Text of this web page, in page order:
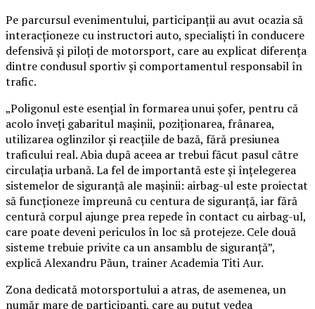
Pe parcursul evenimentului, participanții au avut ocazia să
interacționeze cu instructori auto, specialiști în conducere
defensivă și piloți de motorsport, care au explicat diferența
dintre condusul sportiv și comportamentul responsabil în
trafic.
„Poligonul este esențial în formarea unui șofer, pentru că
acolo înveți gabaritul mașinii, poziționarea, frânarea,
utilizarea oglinzilor și reacțiile de bază, fără presiunea
traficului real. Abia după aceea ar trebui făcut pasul către
circulația urbană. La fel de importantă este și înțelegerea
sistemelor de siguranță ale mașinii: airbag-ul este proiectat
să funcționeze împreună cu centura de siguranță, iar fără
centură corpul ajunge prea repede în contact cu airbag-ul,
care poate deveni periculos în loc să protejeze. Cele două
sisteme trebuie privite ca un ansamblu de siguranță”,
explică Alexandru Păun, trainer Academia Titi Aur.
Zona dedicată motorsportului a atras, de asemenea, un
număr mare de participanți, care au putut vedea